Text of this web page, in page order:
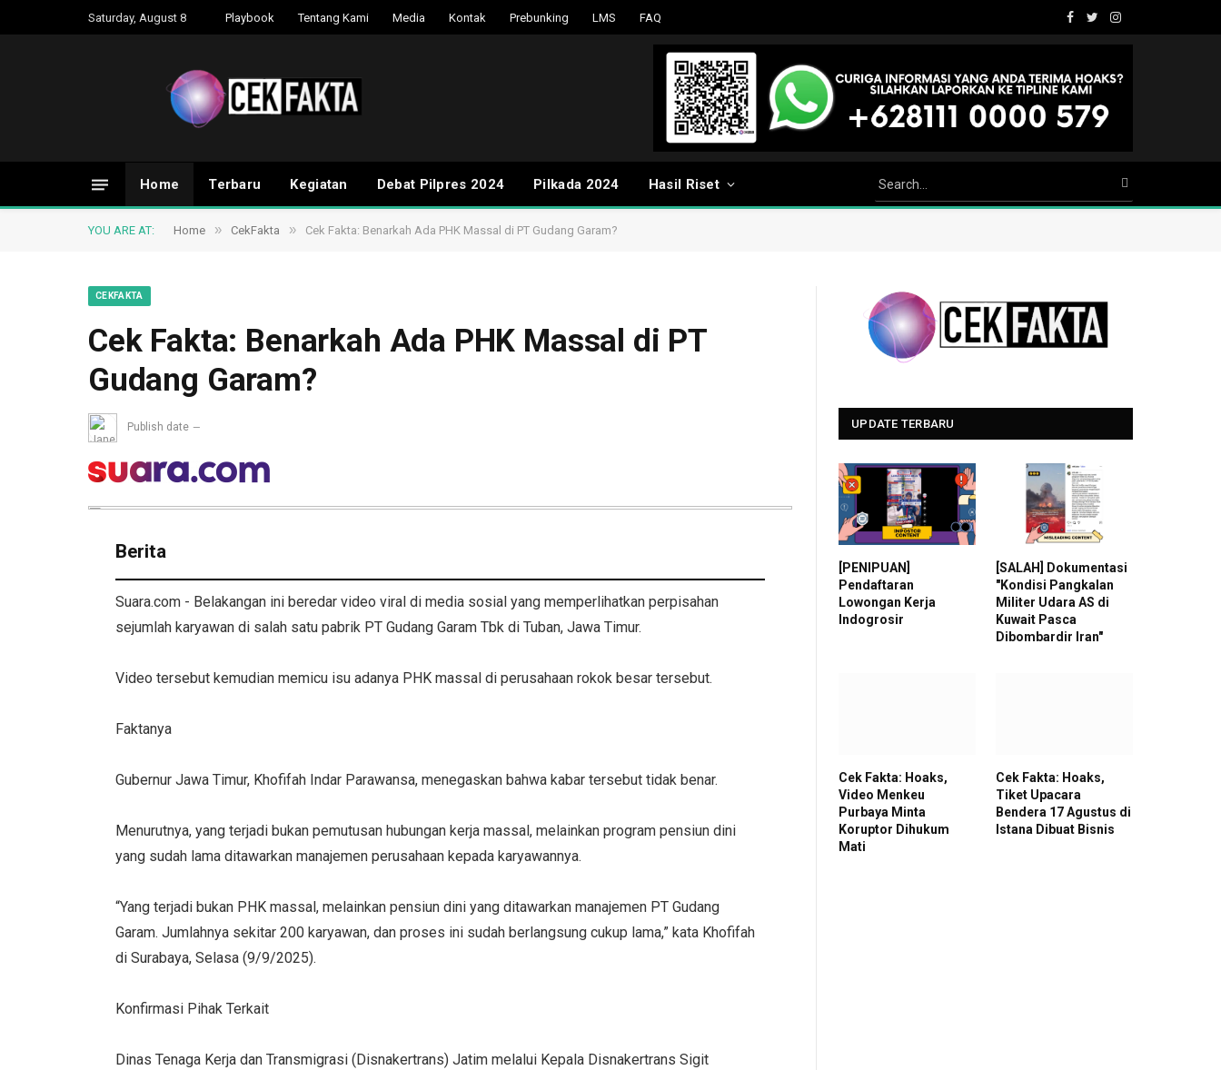
Saturday, August 8 Playbook Tentang Kami Media Kontak Prebunking LMS FAQ
Facebook
TwitterInstagram
Home Terbaru Kegiatan Debat Pilpres 2024 Pilkada 2024 Hasil Riset
YOU ARE AT: Home » CekFakta » Cek Fakta: Benarkah Ada PHK Massal di PT Gudang Garam?
CEKFAKTA
Cek Fakta: Benarkah Ada PHK Massal di PT
Gudang Garam?
Publish date
Berita
Suara.com - Belakangan ini beredar video viral di media sosial yang memperlihatkan perpisahan
sejumlah karyawan di salah satu pabrik PT Gudang Garam Tbk di Tuban, Jawa Timur.
Video tersebut kemudian memicu isu adanya PHK massal di perusahaan rokok besar tersebut.
Faktanya
Gubernur Jawa Timur, Khofifah Indar Parawansa, menegaskan bahwa kabar tersebut tidak benar.
Menurutnya, yang terjadi bukan pemutusan hubungan kerja massal, melainkan program pensiun dini
yang sudah lama ditawarkan manajemen perusahaan kepada karyawannya.
“Yang terjadi bukan PHK massal, melainkan pensiun dini yang ditawarkan manajemen PT Gudang
Garam. Jumlahnya sekitar 200 karyawan, dan proses ini sudah berlangsung cukup lama,” kata Khofifah
di Surabaya, Selasa (9/9/2025).
Konfirmasi Pihak Terkait
Dinas Tenaga Kerja dan Transmigrasi (Disnakertrans) Jatim melalui Kepala Disnakertrans Sigit
UPDATE TERBARU
[PENIPUAN]
Pendaftaran
Lowongan Kerja
Indogrosir
[SALAH] Dokumentasi
"Kondisi Pangkalan
Militer Udara AS di
Kuwait Pasca
Dibombardir Iran"
Cek Fakta: Hoaks,
Video Menkeu
Purbaya Minta
Koruptor Dihukum
Mati
Cek Fakta: Hoaks,
Tiket Upacara
Bendera 17 Agustus di
Istana Dibuat Bisnis